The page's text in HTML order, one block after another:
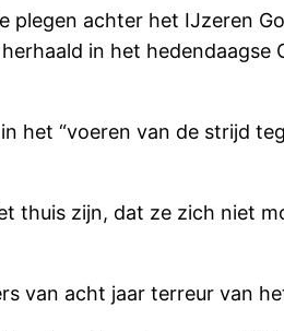
achter het IJzeren
in het hedendaagse
het “voeren van de strijd
thuis zijn, dat ze zich niet
van acht jaar terreur van